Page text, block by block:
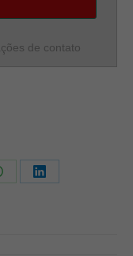
de contato
Compartilhar